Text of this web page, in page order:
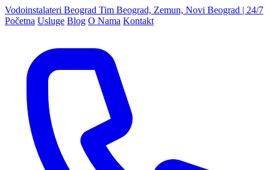
Vodoinstalateri Beograd Tim Beograd, Zemun, Novi Beograd | 24/7
Početna Usluge Blog O Nama Kontakt